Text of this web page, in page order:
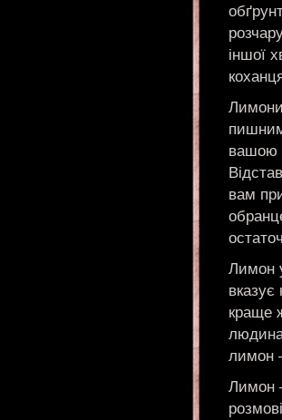
іншої
вашою
вам
Лимон
краще
лимон
Лимон